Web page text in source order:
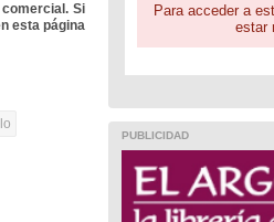
Si
esta página
Para acceder a
estar
PUBLICIDAD